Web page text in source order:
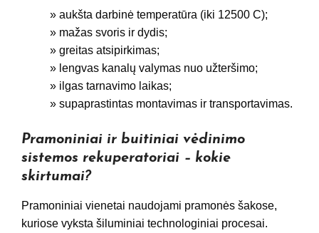
» aukšta darbinė temperatūra (iki 12500 C);
» mažas svoris ir dydis;
» greitas atsipirkimas;
» lengvas kanalų valymas nuo užteršimo;
» ilgas tarnavimo laikas;
» supaprastintas montavimas ir transportavimas.
Pramoniniai ir buitiniai vėdinimo
sistemos rekuperatoriai – kokie
skirtumai?
Pramoniniai vienetai naudojami pramonės šakose,
kuriose vyksta šiluminiai technologiniai procesai.